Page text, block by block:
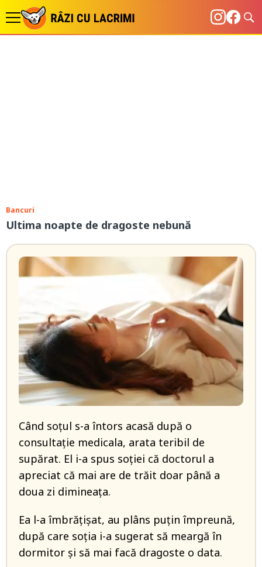
Bancuri
Ultima noapte de dragoste nebună
Când soțul s-a întors acasă după o
consultație medicala, arata teribil de
supărat. El i-a spus soției că doctorul a
apreciat că mai are de trăit doar până a
doua zi dimineața.
Ea l-a îmbrățișat, au plâns puțin împreună,
după care soția i-a sugerat să meargă în
dormitor și să mai facă dragoste o data.